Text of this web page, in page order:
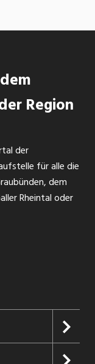
Region
der
für alle die
dem
Rheintal oder